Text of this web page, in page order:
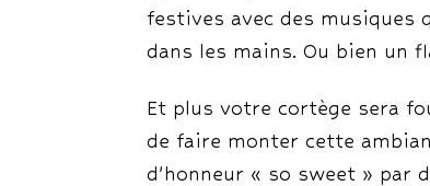
festives avec des
dans les mains. Ou bien un
Et plus votre cortège sera
de faire monter cette
d’honneur « so sweet »